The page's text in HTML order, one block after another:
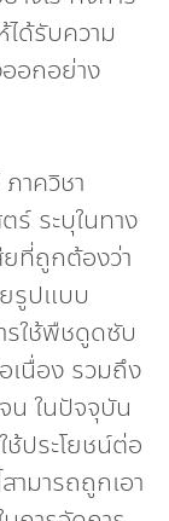
ได้รับความ
อกอย่าง
าควิชา
ระบุในทาง
ยที่ถูกต้องว่า
รูปแบบ
ใช้พืชดูดซับ
เนื่อง รวมถึง
น ในปัจจุบัน
ช้ประโยชน์ต่อ
ามารถถูกเอา